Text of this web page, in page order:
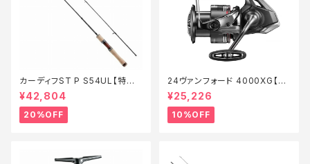
カーディフST P S54UL【特価
ロッド】【20】
¥42,804
20%OFF
24ヴァンフォード 4000XG【継
続セール_リール】【10】
¥25,226
10%OFF